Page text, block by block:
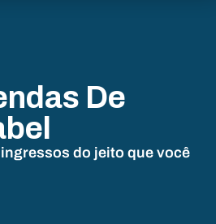
De
do jeito que você